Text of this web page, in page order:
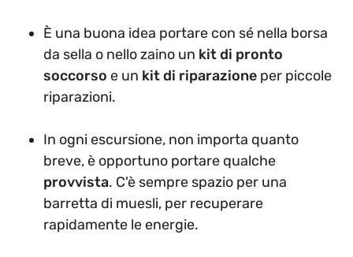
È una buona idea portare con sé nella borsa
da sella o nello zaino un kit di pronto
soccorso e un kit di riparazione per piccole
riparazioni.
In ogni escursione, non importa quanto
breve, è opportuno portare qualche
provvista. C'è sempre spazio per una
barretta di muesli, per recuperare
rapidamente le energie.